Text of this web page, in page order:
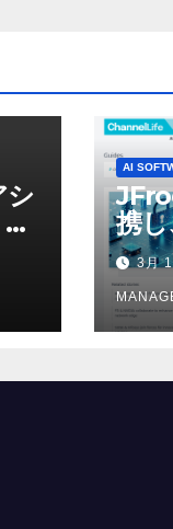
シ
AI
携
強化
3月